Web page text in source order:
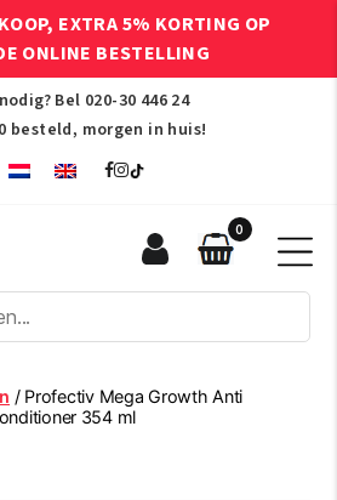
EXTRA 5% KORTING OP
ONLINE BESTELLING
Bel 020-30 446 24
besteld, morgen in huis!
0
/ Profectiv Mega Growth Anti
354 ml